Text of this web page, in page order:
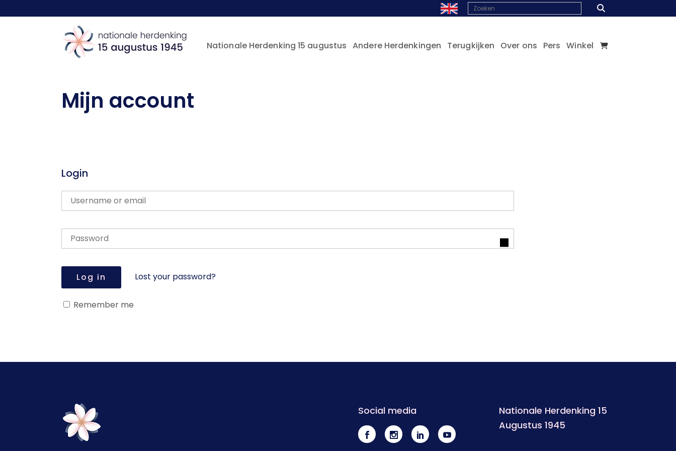
Nationale Herdenking 15 augustus Andere Herdenkingen Terugkijken Over ons Pers Winkel
Mijn account
Login
Log in Lost your password?
Remember me
Social media
Nationale Herdenking 15
Augustus 1945